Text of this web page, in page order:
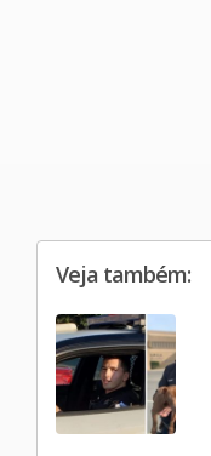
Veja também: